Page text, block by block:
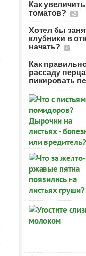
Как
томатов?
42
Хотел бы
клубники в
начать?
6
Как
рассаду
пикировать